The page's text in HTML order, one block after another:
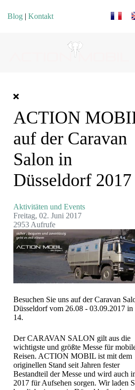
Blog | Kontakt
ACTION
auf der Caravan
Salon in
Düsseldorf 2017
Aktivitäten und Events
Freitag, 02. Juni 2017
2953 Aufrufe
Besuchen Sie uns auf der Caravan
Düsseldorf vom 26.08 - 03.09.2017
14.
Der CARAVAN SALON gilt aus die
wichtigste und größte Messe für
Reisen. ACTION MOBIL ist mit dem
originellen Stand seit Jahren fester
Bestandteil der Messe und wird auch
2017 für Aufsehen sorgen. Wir laden